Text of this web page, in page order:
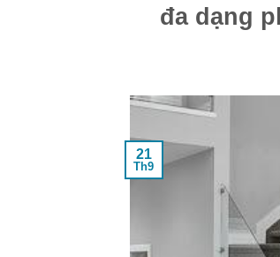
đa dạng
21
Th9